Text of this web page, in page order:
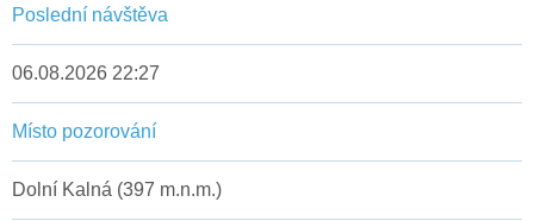
Poslední návštěva
06.08.2026 22:27
Místo pozorování
Dolní Kalná (397 m.n.m.)